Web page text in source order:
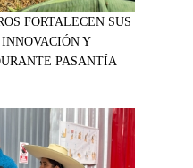
FORTALECEN SUS
Y
PASANTÍA